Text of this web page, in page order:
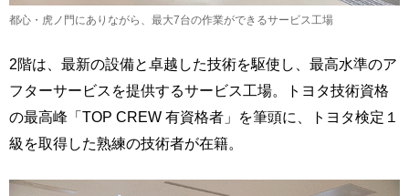
都心・虎ノ門にありながら、最大7台の作業ができるサービス工場
2階は、最新の設備と卓越した技術を駆使し、最高水準のア
フターサービスを提供するサービス工場。トヨタ技術資格
の最高峰「TOP CREW 有資格者」を筆頭に、トヨタ検定１
級を取得した熟練の技術者が在籍。